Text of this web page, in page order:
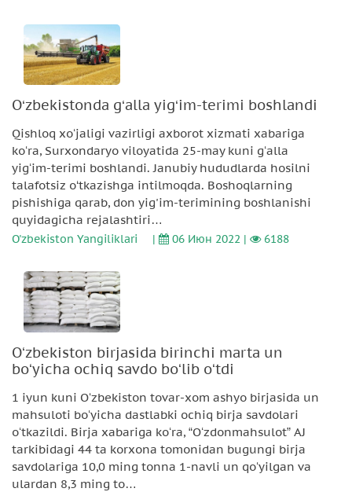
O‘zbekistonda g‘alla yig‘im-terimi boshlandi
Qishloq xoʻjaligi vazirligi axborot xizmati xabariga
koʻra, Surxondaryo viloyatida 25-may kuni gʻalla
yigʻim-terimi boshlandi. Janubiy hududlarda hosilni
talafotsiz o‘tkazishga intilmoqda. Boshoqlarning
pishishiga qarab, don yig'im-terimining boshlanishi
quyidagicha rejalashtiri…
O'zbekiston Yangiliklari | 06 Июн 2022 | 6188
Oʻzbekiston birjasida birinchi marta un
boʻyicha ochiq savdo boʻlib oʻtdi
1 iyun kuni Oʻzbekiston tovar-xom ashyo birjasida un
mahsuloti boʻyicha dastlabki ochiq birja savdolari
oʻtkazildi. Birja xabariga koʻra, “Oʻzdonmahsulot” AJ
tarkibidagi 44 ta korxona tomonidan bugungi birja
savdolariga 10,0 ming tonna 1-navli un qoʻyilgan va
ulardan 8,3 ming to…